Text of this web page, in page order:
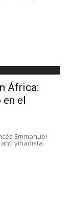
África:
el
Emmanuel
yihadista